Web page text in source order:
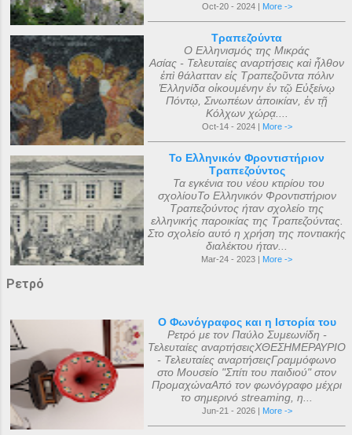
Oct-20 - 2024 | More ->
Τραπεζούντα
Ο Ελληνισμός της Μικράς
Ασίας - Τελευταίες αναρτήσεις καὶ ἦλθον
ἐπὶ θάλατταν εἰς Τραπεζοῦντα πόλιν
Ἑλληνίδα οἰκουμένην ἐν τῷ Εὐξείνῳ
Πόντῳ, Σινωπέων ἀποικίαν, ἐν τῇ
Κόλχων χώρᾳ....
Oct-14 - 2024 | More ->
Το Ελληνικόν Φροντιστήριον
Τραπεζούντος
Τα εγκένια του νέου κτιρίου του
σχολίουΤο Ελληνικόν Φροντιστήριον
Τραπεζούντος ήταν σχολείο της
ελληνικής παροικίας της Τραπεζούντας.
Στο σχολείο αυτό η χρήση της ποντιακής
διαλέκτου ήταν...
Mar-24 - 2023 | More ->
Ρετρό
Ο Φωνόγραφος και η Ιστορία του
Ρετρό με τον Παύλο Συμεωνίδη -
Τελευταίες αναρτήσειςΧΘΕΣΗΜΕΡΑΥΡΙΟ
- Τελευταίες αναρτήσειςΓραμμόφωνο
στο Μουσείο "Σπίτι του παιδιού" στον
ΠρομαχώναΑπό τον φωνόγραφο μέχρι
το σημερινό streaming, η...
Jun-21 - 2026 | More ->